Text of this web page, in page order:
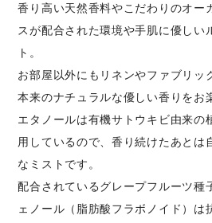
香り高い天然香料やこだわりのオー
スが配合された環境や手肌に優しい
ト。
お部屋以外にもリネンやファブリッ
本来のナチュラルな優しい香りをお
エタノールは有機サトウキビ由来の
用しているので、香り続けたあとは
なミストです。
配合されているグレープフルーツ種
ェノール（脂肪酸フラボノイド）は